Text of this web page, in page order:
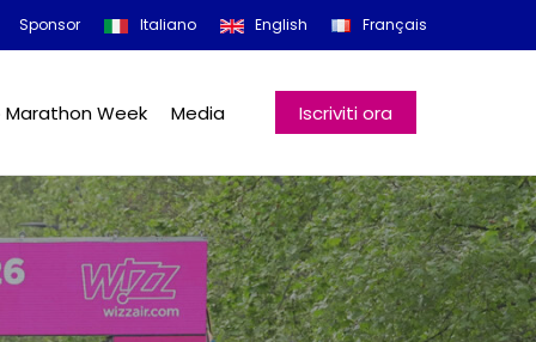
Sponsor Italiano English Français
Marathon Week Media Iscriviti ora